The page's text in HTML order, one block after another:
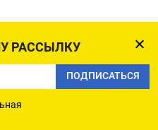
РАССЫЛКУ
ПОДПИСАТЬСЯ
данных